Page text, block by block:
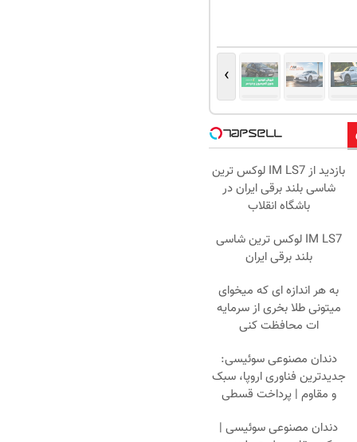
›
بازدید از IM LS7 لوکس ترین
شاسی بلند برقی ایران در
باشگاه انقلاب
IM LS7 لوکس ترین شاسی
بلند برقی ایران
به هر اندازه ای که میخوای
میتونی طلا بخری از سرمایه
ات محافظت کنی
دندان مصنوعی سوئیسی:
جدیدترین فناوری اروپا، سبک
و مقاوم | پرداخت قسطی
دندان مصنوعی سوئیسی |